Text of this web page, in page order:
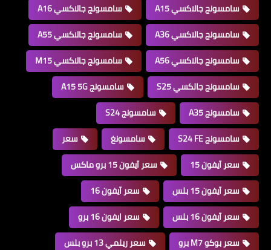
سامسونج جالاكسي A15
سامسونج جالاكسي A16
سامسونج جالاكسي A36
سامسونج جالاكسي A55
سامسونج جالاكسي A56
سامسونج جالاكسي M15
سامسونج جالكسي S25
سامسونج A15 5G
سامسونج A35
سامسونج S24
سامسونج S24 FE
سامسونغ
سعر
سعر آيفون 15
سعر آيفون 15 برو ماكس
سعر آيفون 15 بلس
سعر آيفون 16
سعر آيفون 16 بلس
سعر ايفون 16 برو
سعر بوكو M7 برو
سعر ريلمي 13 برو بلس